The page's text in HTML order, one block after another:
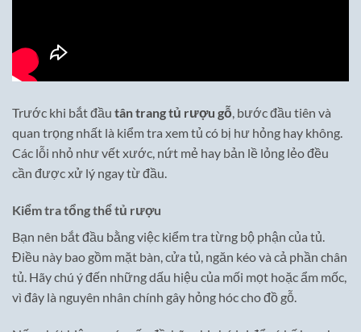
Trước khi bắt đầu tân trang tủ rượu gỗ, bước đầu tiên và
quan trọng nhất là kiểm tra xem tủ có bị hư hỏng hay không.
Các lỗi nhỏ như vết xước, nứt mẻ hay bản lề lỏng lẻo đều
cần được xử lý ngay từ đầu.
Kiểm tra tổng thể tủ rượu
Bạn nên bắt đầu bằng việc kiểm tra từng bộ phận của tủ.
Điều này bao gồm mặt bàn, cửa tủ, ngăn kéo và cả phần chân
tủ. Hãy chú ý đến những dấu hiệu của mối mọt hoặc ẩm mốc,
vì đây là nguyên nhân chính gây hỏng hóc cho đồ gỗ.